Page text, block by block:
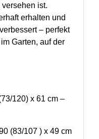
ist.
erhalten und
– perfekt
Garten, auf der
120) x 61 cm –
(83/107 ) x 49 cm